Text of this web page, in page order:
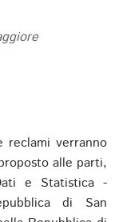
reclami verranno
alle parti,
e Statistica -
di San